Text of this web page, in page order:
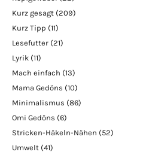
Kurz gesagt (209)
Kurz Tipp (11)
Lesefutter (21)
Lyrik (11)
Mach einfach (13)
Mama Gedöns (10)
Minimalismus (86)
Omi Gedöns (6)
Stricken-Häkeln-Nähen (52)
Umwelt (41)